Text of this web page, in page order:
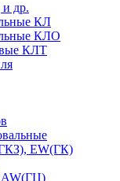
др.
КЛ
КЛО
КЛТ
EW(ГК)
AW(ГЦ)